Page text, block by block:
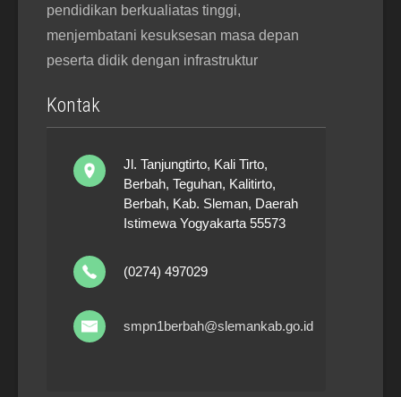
pendidikan berkualiatas tinggi,
menjembatani kesuksesan masa depan
peserta didik dengan infrastruktur
Kontak
Jl. Tanjungtirto, Kali Tirto,
Berbah, Teguhan, Kalitirto,
Berbah, Kab. Sleman, Daerah
Istimewa Yogyakarta 55573
(0274) 497029
smpn1berbah@slemankab.go.id